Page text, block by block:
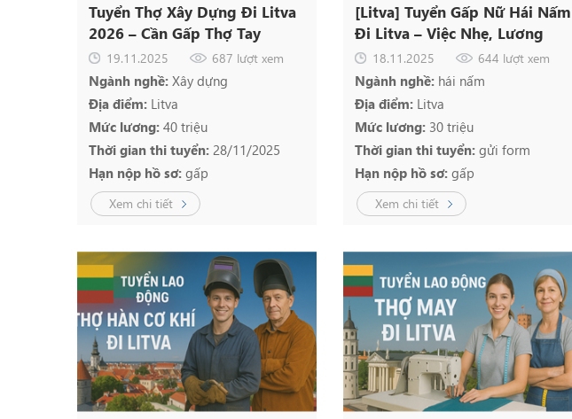
Tuyển Thợ Xây Dựng Đi Litva
2026 – Cần Gấp Thợ Tay
Nghề, Việc Ổn Định, Thu
Nhập Cao
19.11.2025 687 lượt xem
Ngành nghề: Xây dựng
Địa điểm: Litva
Mức lương: 40 triệu
Thời gian thi tuyển: 28/11/2025
Hạn nộp hồ sơ: gấp
Xem chi tiết
[Litva] Tuyển Gấp Nữ Hái Nấm
Đi Litva – Việc Nhẹ, Lương
Cao 30–40 Triệu!
18.11.2025 644 lượt xem
Ngành nghề: hái nấm
Địa điểm: Litva
Mức lương: 30 triệu
Thời gian thi tuyển: gửi form
Hạn nộp hồ sơ: gấp
Xem chi tiết